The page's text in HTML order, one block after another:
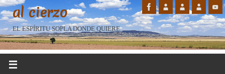
al cierzo
EL ESPÍRITU SOPLA DONDE QUIERE...